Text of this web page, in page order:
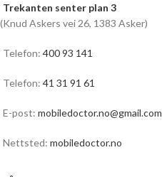
Trekanten senter plan 3
(Knud Askers vei 26, 1383 Asker)
Telefon: 400 93 141
Telefon: 41 31 91 61
E-post: mobiledoctor.no@gmail.com
Nettsted: mobiledoctor.no